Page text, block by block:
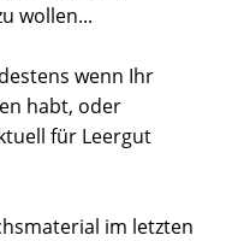
wollen...
wenn Ihr
habt, oder
für Leergut
im letzten